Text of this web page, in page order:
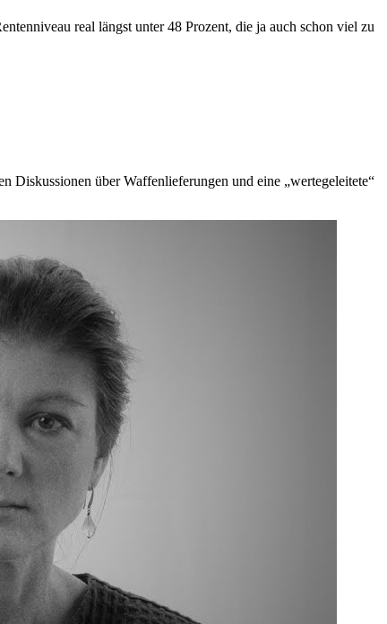
real längst unter 48 Prozent, die ja auch schon viel zu
Diskussionen über Waffenlieferungen und eine „wertegeleitete“